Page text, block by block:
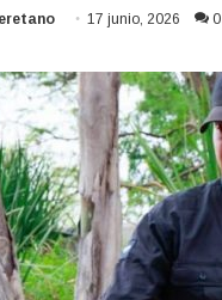
17 junio, 2026 0